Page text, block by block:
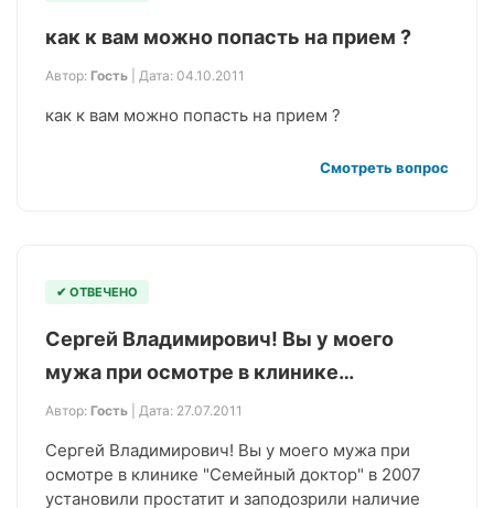
как к вам можно попасть на прием ?
Автор: Гость | Дата: 04.10.2011
как к вам можно попасть на прием ?
Смотреть вопрос
✔ ОТВЕЧЕНО
Сергей Владимирович! Вы у моего
мужа при осмотре в клинике…
Автор: Гость | Дата: 27.07.2011
Сергей Владимирович! Вы у моего мужа при
осмотре в клинике "Семейный доктор" в 2007
установили простатит и заподозрили наличие